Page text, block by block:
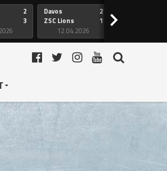
2
3
Davos
ZSC Lions
2
1
12.04.2026
>